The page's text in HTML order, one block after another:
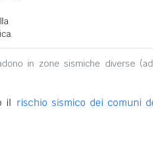
in zone sismiche diverse
il rischio sismico dei comuni